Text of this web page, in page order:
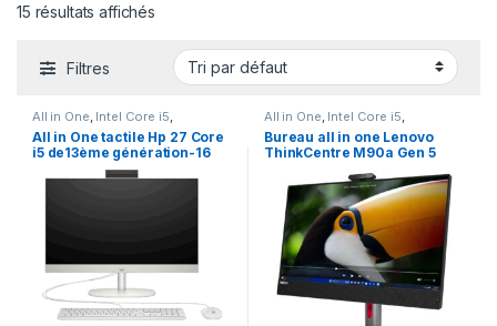
15 résultats affichés
Filtres
All in One, Intel Core i5,
ORDINATEURS ,PC Bureau
All in One tactile Hp 27 Core
i5 de13ème génération-16
Go DDR4 RAM-512 Go SSD-
Ecran Tactile-Couleur 27
All in One, Intel Core i5,
ORDINATEURS PC Bureau
Bureau all in one Lenovo
ThinkCentre M90a Gen 5
512 Go LED 23.8″ Full HD Wi-
Fi 6E/Bluetooth Windows 11
Professionnel